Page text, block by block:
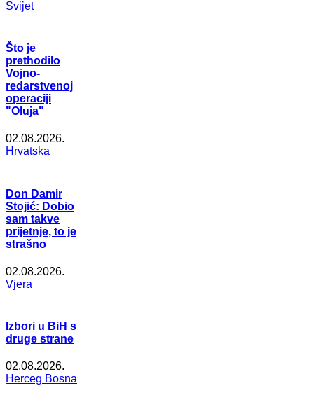
Svijet
Što je
prethodilo
Vojno-
redarstvenoj
operaciji
"Oluja"
02.08.2026.
Hrvatska
Don Damir
Stojić: Dobio
sam takve
prijetnje, to je
strašno
02.08.2026.
Vjera
Izbori u BiH s
druge strane
02.08.2026.
Herceg Bosna